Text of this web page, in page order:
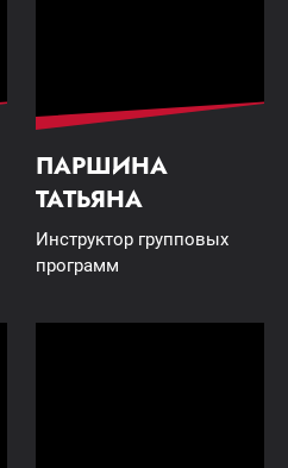
ПАРШИНА
ТАТЬЯНА
Инструктор групповых
программ